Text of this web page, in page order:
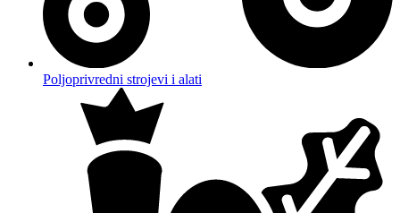
Poljoprivredni strojevi i alati